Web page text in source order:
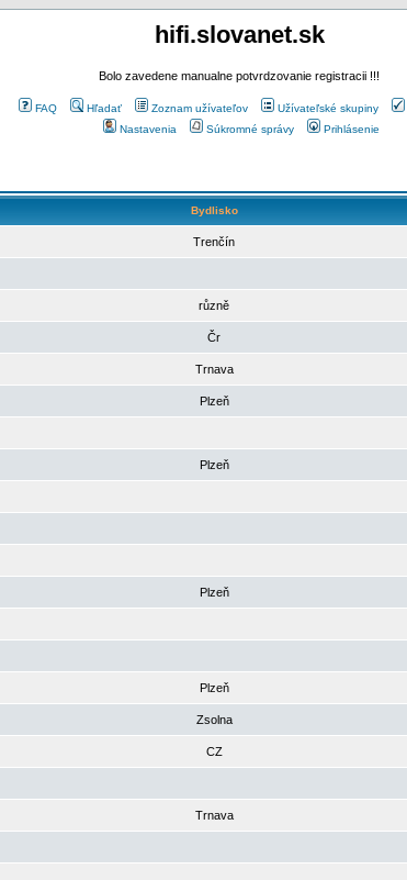
hifi.slovanet.sk
Bolo zavedene manualne potvrdzovanie registracii !!!
FAQ Hľadať Zoznam užívateľov Užívateľské skupiny
Nastavenia
Súkromné správy Prihlásenie
Bydlisko
Trenčín
různě
Čr
Trnava
Plzeň
Plzeň
Plzeň
Plzeň
Zsolna
CZ
Trnava